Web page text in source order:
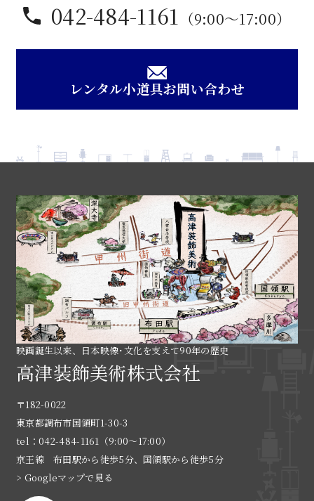
042-484-1161 （9:00〜17:00）
レンタル小道具お問い合わせ
映画誕生以来、日本映像･文化を支えて90年の歴史
高津装飾美術株式会社
〒182-0022
東京都調布市国領町1-30-3
tel：042-484-1161（9:00〜17:00）
京王線 布田駅から徒歩5分、国領駅から徒歩5分
> Googleマップで見る